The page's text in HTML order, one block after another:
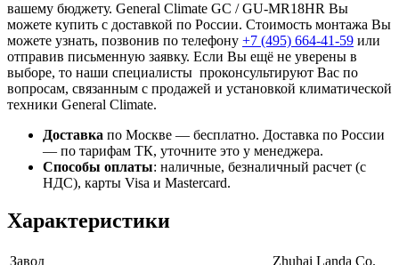
вашему бюджету. General Climate GC / GU-MR18HR Вы
можете купить с доставкой по России. Стоимость монтажа Вы
можете узнать, позвонив по телефону +7 (495) 664-41-59 или
отправив письменную заявку. Если Вы ещё не уверены в
выборе, то наши специалисты проконсультируют Вас по
вопросам, связанным с продажей и установкой климатической
техники General Climate.
Доставка по Москве — бесплатно. Доставка по России
— по тарифам ТК, уточните это у менеджера.
Способы оплаты: наличные, безналичный расчет (с
НДС), карты Visa и Mastercard.
Характеристики
Завод Zhuhai Landa Co.